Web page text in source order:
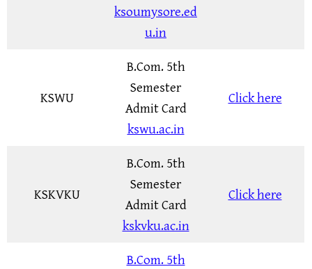
ksoumysore.ed
u.in
KSWU
B.Com. 5th
Semester
Admit Card
kswu.ac.in
Click here
KSKVKU
B.Com. 5th
Semester
Admit Card
kskvku.ac.in
Click here
B.Com. 5th